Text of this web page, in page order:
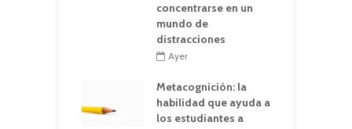
concentrarse en un
mundo de
distracciones
Ayer
Metacognición: la
habilidad que ayuda a
los estudiantes a